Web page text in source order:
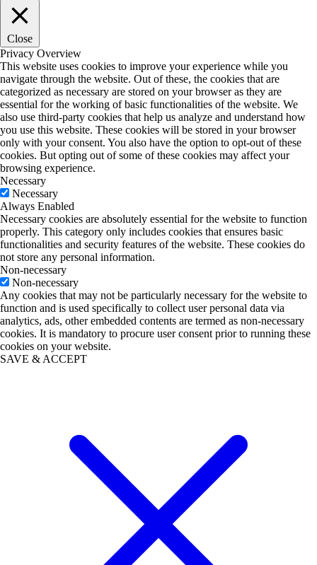
Close
Privacy Overview
This website uses cookies to improve your experience while you
navigate through the website. Out of these, the cookies that are
categorized as necessary are stored on your browser as they are
essential for the working of basic functionalities of the website. We
also use third-party cookies that help us analyze and understand how
you use this website. These cookies will be stored in your browser
only with your consent. You also have the option to opt-out of these
cookies. But opting out of some of these cookies may affect your
browsing experience.
Necessary
Necessary
Always Enabled
Necessary cookies are absolutely essential for the website to function
properly. This category only includes cookies that ensures basic
functionalities and security features of the website. These cookies do
not store any personal information.
Non-necessary
Non-necessary
Any cookies that may not be particularly necessary for the website to
function and is used specifically to collect user personal data via
analytics, ads, other embedded contents are termed as non-necessary
cookies. It is mandatory to procure user consent prior to running these
cookies on your website.
SAVE & ACCEPT